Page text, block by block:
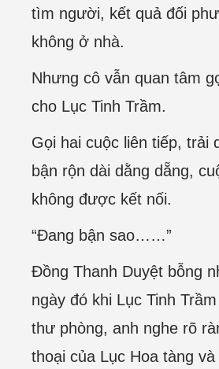
tìm người, kết quả đối
không ở nhà.
Nhưng cô vẫn quan tâm
cho Lục Tinh Trầm.
Gọi hai cuộc liên tiếp, trải
bận rộn dài dằng dẵng,
không được kết nối.
“Đang bận sao……”
Đồng Thanh Duyệt bỗng
ngày đó khi Lục Tinh
thư phòng, anh nghe rõ
thoại của Lục Hoa tàng và